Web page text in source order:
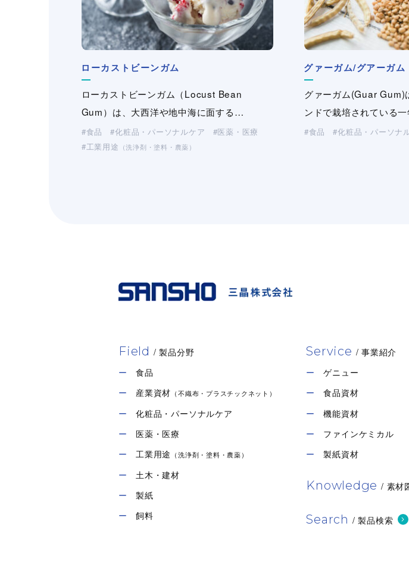
ローカストビーンガム
ローカストビーンガム（Locust Bean
Gum）は、大西洋や地中海に面する…
食品 化粧品・パーソナルケア
医薬・医療
工業用途 （洗浄剤・塗料・農薬）
グァーガム/グアーガム
グァーガム(Guar Gum)
ンドで栽培されている
食品 化粧品・パーソナ
デルネット
Delnet/デルネットは非常に開孔率の高いフィ
ルムです。樹脂を押出し加工しフィ…
産業資材（不織布・プラスチックネット）
ナルテックス
Naltex/ナルテックスは
イから糸状の樹脂を押
産業資材（不織布・プラスチ
ヒドロキシプロピルグアーガムは、インド・
パキスタン地方で栽培されている一年生豆
科…
セルロースを部分的に変
です。CMC（カルボキ
ペクチンは主にレモンやライム等の柑橘類か
ら抽出される多糖類です。カルボキシル基…
食品 化粧品・パーソナルケア
カラギナンは紅藻類から
で、D-ガラクトースが
ヒドロキシプロピルグアーガムは、インド・
パキスタン地方で栽培されている一年生豆
科…
セルロースを部分的に変
です。CMC（カルボキ
ダイユータンガムの水溶液は、キサンタンガ
ムに代表される微生物発酵多糖類「バイオ
ガ…
デンプンは、植物の葉緑
成される多糖類で、多
ビニロン繊維は、ポリビニルアルコール
(PVA)樹脂を原料とする合成繊維で、株式
会…
株式会社クラレのポリエ
ステル系複合繊維をお取
Field / 製品分野
食品
産業資材 （不織布・プラスチックネット）
化粧品・パーソナルケア
医薬・医療
工業用途 （洗浄剤・塗料・農薬）
土木・建材
製紙
飼料
Service / 事業紹介
ゲニュー
食品資材
機能資材
ファインケミカル
製紙資材
Knowledge / 素材
Search / 製品検索